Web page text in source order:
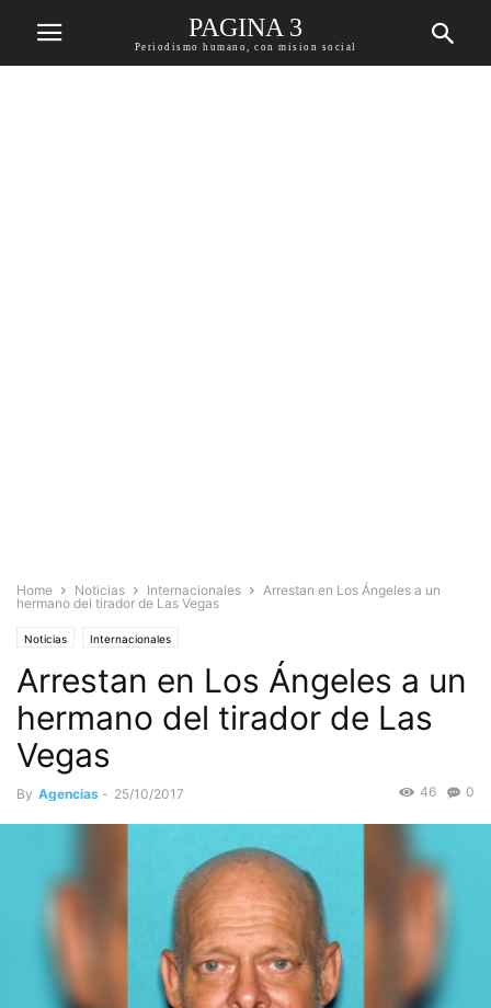
PAGINA 3
Periodismo humano, con mision social
Home Noticias Internacionales
Arrestan en Los Ángeles a un
hermano del tirador de Las Vegas
Noticias Internacionales
Arrestan en Los Ángeles a un
hermano del tirador de Las
Vegas
By Agencias - 25/10/2017 0
46